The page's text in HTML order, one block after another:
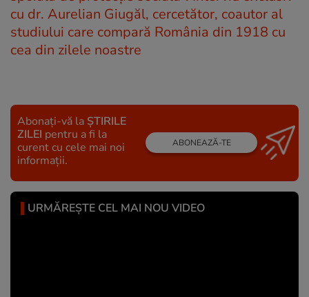
cu dr. Aurelian Giugăl, cercetător, coautor al
studiului care compară România din 1918 cu
cea din zilele noastre
Abonați-vă la ȘTIRILE
ZILEI pentru a fi la
curent cu cele mai noi
informații.
ABONEAZĂ-TE
URMĂREȘTE CEL MAI NOU VIDEO